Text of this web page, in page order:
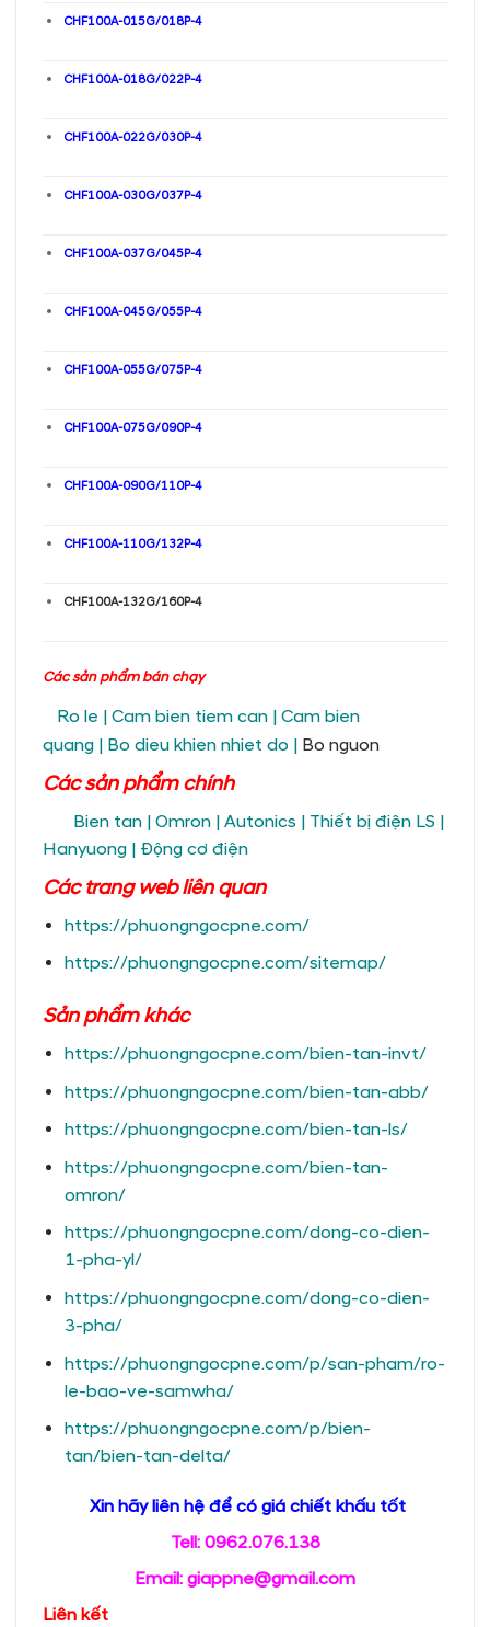
CHF100A-015G/018P-4
CHF100A-018G/022P-4
CHF100A-022G/030P-4
CHF100A-030G/037P-4
CHF100A-037G/045P-4
CHF100A-045G/055P-4
CHF100A-055G/075P-4
CHF100A-075G/090P-4
CHF100A-090G/110P-4
CHF100A-110G/132P-4
CHF100A-132G/160P-4
Các sản phẩm bán chạy
Ro le | Cam bien tiem can | Cam bien
quang | Bo dieu khien nhiet do | Bo nguon
Các sản phẩm chính
Bien tan | Omron | Autonics | Thiết bị điện LS |
Hanyuong | Động cơ điện
Các trangweb liên quan
https://phuongngocpne.com/
https://phuongngocpne.com/sitemap/
Sản phẩm khác
https://phuongngocpne.com/bien-tan-invt/
https://phuongngocpne.com/bien-tan-abb/
https://phuongngocpne.com/bien-tan-ls/
https://phuongngocpne.com/bien-tan-
omron/
https://phuongngocpne.com/dong-co-dien-
1-pha-yl/
https://phuongngocpne.com/dong-co-dien-
3-pha/
https://phuongngocpne.com/p/san-pham/ro-
le-bao-ve-samwha/
https://phuongngocpne.com/p/bien-
tan/bien-tan-delta/
Xin hãy liên hệ để có giá chiết khấu tốt
Tell: 0962.076.138
Email: giappne@gmail.com
Liên kết